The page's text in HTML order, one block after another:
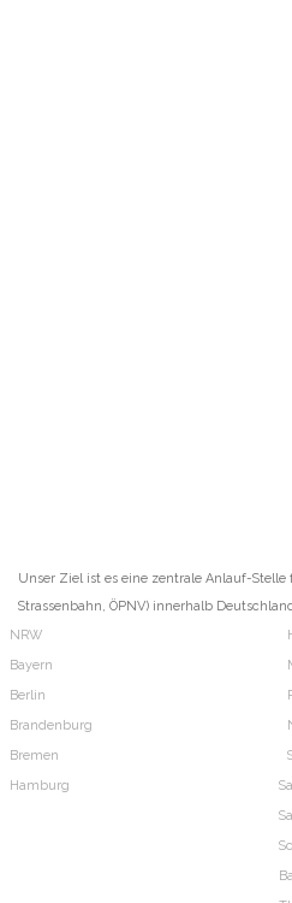
Unser Ziel ist es eine zentrale Anlauf-Stelle
Strassenbahn, ÖPNV) innerhalb
NRW
Bayern
Berlin
Brandenburg
Bremen
Hamburg